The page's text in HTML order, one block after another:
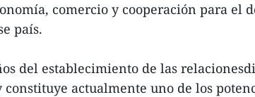
comercio y cooperación para el
país.
del establecimiento de las
constituye actualmente uno de los